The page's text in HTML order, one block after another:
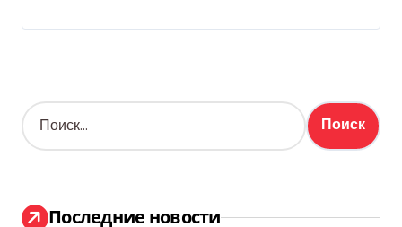
Н
а
:
Последние новости